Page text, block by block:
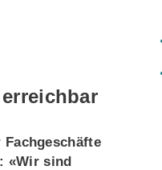
«Wir sind